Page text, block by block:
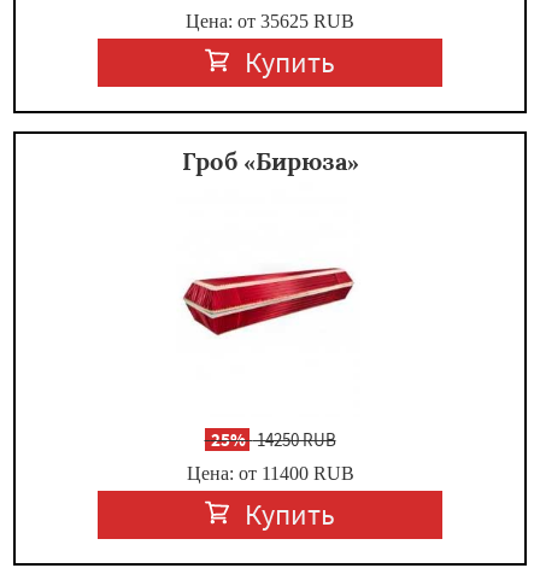
Цена: от 35625 RUB
Купить
Гроб «Бирюза»
-25%14250 RUB
Цена: от 11400 RUB
Купить